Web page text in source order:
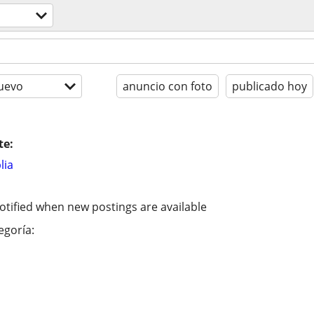
anuncio con foto publicado hoy
when new postings are available